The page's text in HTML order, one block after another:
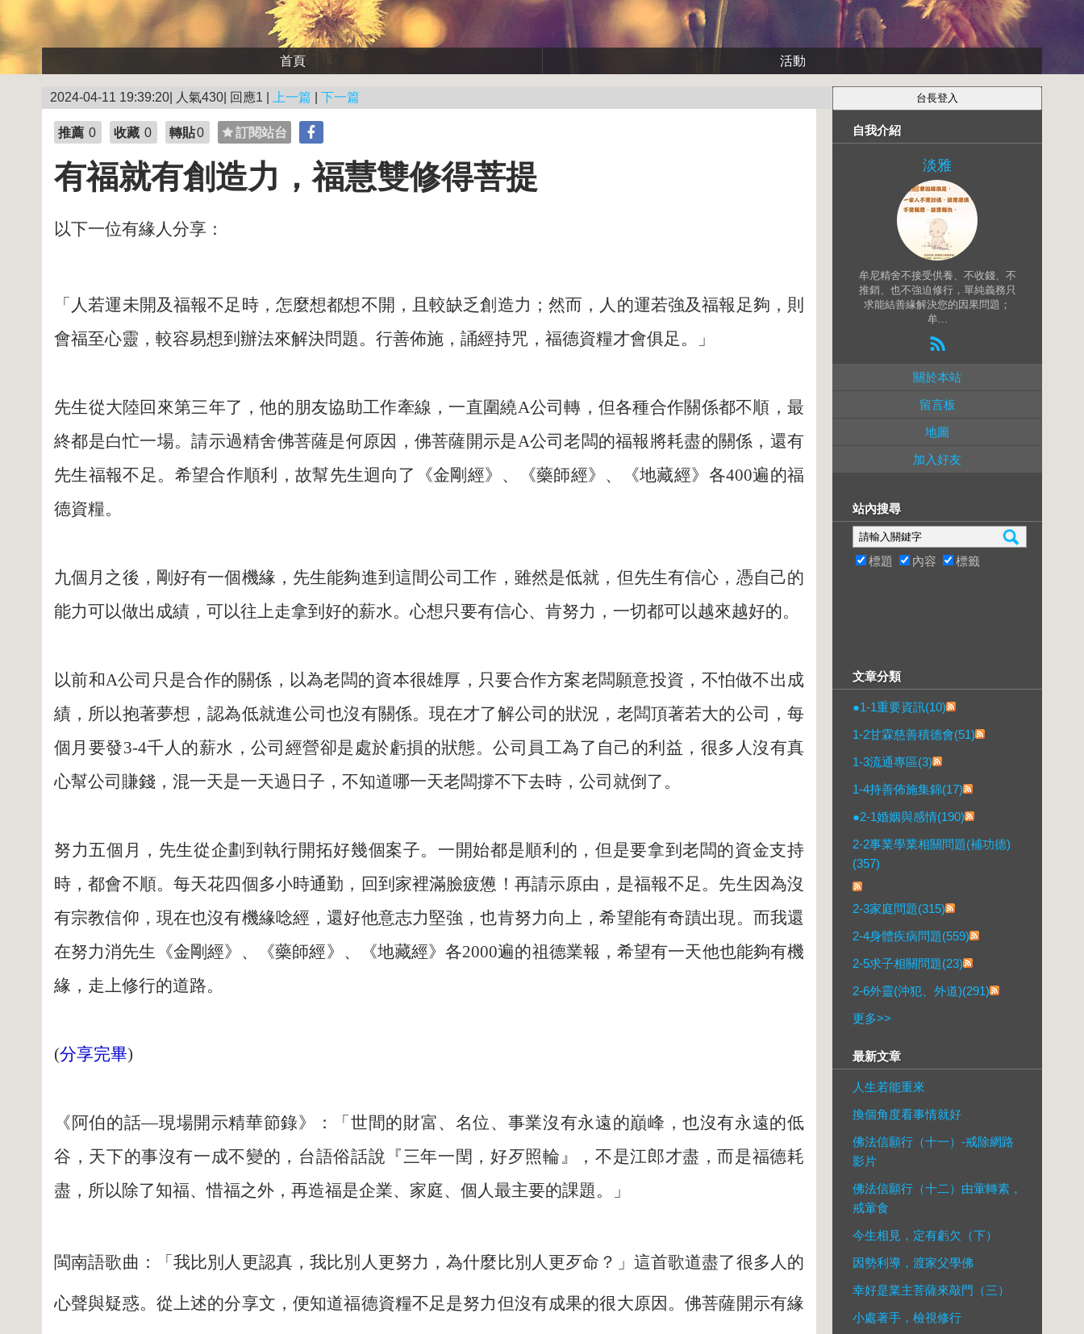
首頁 活動
2024-04-11 19:39:20| 人氣430| 回應1 | 上一篇 下一篇
推薦 0 收藏 0 轉貼0 訂閱站台
有福就有創造力，福慧雙修得菩提
以下一位有緣人分享：
「人若運未開及福報不足時，怎麼想都想不開，且較缺乏創造力；然而，人的運若強及福報足夠，則
會福至心靈，較容易想到辦法來解決問題。行善佈施，誦經持咒，福德資糧才會俱足。」
先生從大陸回來第三年了，他的朋友協助工作牽線，一直圍繞A公司轉，但各種合作關係都不順，最
終都是白忙一場。請示過精舍佛菩薩是何原因，佛菩薩開示是A公司老闆的福報將耗盡的關係，還有
先生福報不足。希望合作順利，故幫先生迴向了《金剛經》、《藥師經》、《地藏經》各400遍的福
德資糧。
九個月之後，剛好有一個機緣，先生能夠進到這間公司工作，雖然是低就，但先生有信心，憑自己的
能力可以做出成績，可以往上走拿到好的薪水。心想只要有信心、肯努力，一切都可以越來越好的。
以前和A公司只是合作的關係，以為老闆的資本很雄厚，只要合作方案老闆願意投資，不怕做不出成
績，所以抱著夢想，認為低就進公司也沒有關係。現在才了解公司的狀況，老闆頂著若大的公司，每
個月要發3-4千人的薪水，公司經營卻是處於虧損的狀態。公司員工為了自己的利益，很多人沒有真
心幫公司賺錢，混一天是一天過日子，不知道哪一天老闆撐不下去時，公司就倒了。
努力五個月，先生從企劃到執行開拓好幾個案子。一開始都是順利的，但是要拿到老闆的資金支持
時，都會不順。每天花四個多小時通勤，回到家裡滿臉疲憊！再請示原由，是福報不足。先生因為沒
有宗教信仰，現在也沒有機緣唸經，還好他意志力堅強，也肯努力向上，希望能有奇蹟出現。而我還
在努力消先生《金剛經》、《藥師經》、《地藏經》各2000遍的祖德業報，希望有一天他也能夠有機
緣，走上修行的道路。
(分享完畢)
《阿伯的話—現場開示精華節錄》 ：
「世間的財富、名位、事業沒有永遠的巔峰，也沒有永遠的低
谷，天下的事沒有一成不變的，台語俗話說『三年一閏，好歹照輪』，不是江郎才盡，而是福德耗
盡，所以除了知福、惜福之外，再造福是企業、家庭、個人最主要的課題。」
閩南語歌曲 ： 「我比別人更認真，我比別人更努力，為什麼比別人更歹命？」這首歌道盡了很多人的
心聲與疑惑。從上述的分享文，便知道福德資糧不足是努力但沒有成果的很大原因。佛菩薩開示有緣
自我介紹
淡雅
牟尼精舍不接受供養、不收錢、不
推銷、也不強迫修行，單純義務只
求能結善緣解決您的因果問題；
牟...
關於本站
留言板
地圖
加入好友
站內搜尋
標題 內容 標籤
文章分類
●1-1重要資訊(10)
1-2甘霖慈善積德會(51)
1-3流通專區(3)
1-4持善佈施集錦(17)
●2-1婚姻與感情(190)
2-2事業學業相關問題(補功德)
(357)
2-3家庭問題(315)
2-4身體疾病問題(559)
2-5求子相關問題(23)
2-6外靈(沖犯、外道)(291)
更多>>
最新文章
人生若能重來
換個角度看事情就好
佛法信願行（十一）-戒除網路
影片
佛法信願行（十二）由葷轉素，
戒葷食
今生相見，定有虧欠（下）
因勢利導，渡家父學佛
幸好是業主菩薩來敲門（三）
小處著手，檢視修行